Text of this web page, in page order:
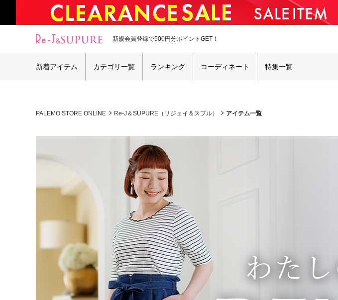
新規会員登録で500円分ポイントGET！
新着アイテム カテゴリ一覧 ランキング コーディネート 特集一覧
PALEMO STORE ONLINE Re-J＆SUPURE（リジェイ＆スプル） アイテム一覧